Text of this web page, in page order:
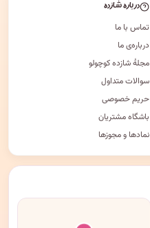
درباره شازده
تماس با ما
درباره‌ی ما
مجلهٔ شازده کوچولو
سوالات متداول
حریم خصوصی
باشگاه مشتریان
نمادها و مجوزها